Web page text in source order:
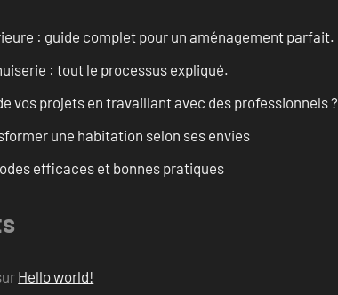
: guide complet pour un aménagement parfait.
: tout le processus expliqué.
vos projets en travaillant avec des professionnels ?
une habitation selon ses envies
efficaces et bonnes pratiques
Hello world!